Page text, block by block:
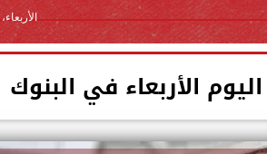
الأربعاء، 2 يوليو
الأربعاء في البنوك